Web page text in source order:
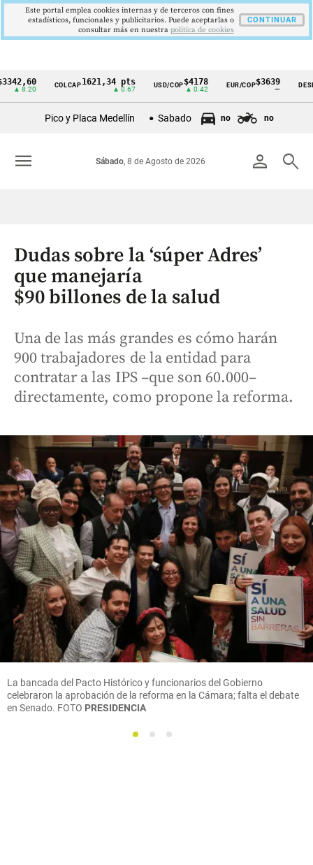
Cintillo
Colombia
COLCAP1621,34 pts USD/COP$4178
▲ 0.42
EUR/COP$3639
—
Pico y Placa Medellín Sabado no no
person search
Sábado, 8 de Agosto de 2026
menu
Dudas sobre la ‘súper Adres’
que manejaría
$90 billones de la salud
Una de las más grandes es cómo harán
900 trabajadores de la entidad para
contratar a las IPS –que son 60.000–
directamente, como propone la reforma.
La bancada del Pacto Histórico y funcionarios del Gobierno
celebraron la aprobación de la reforma en la Cámara; falta el debate
en Senado. FOTO PRESIDENCIA
1 2 3
Este portal emplea cookies internas y de terceros con fines
estadísticos, funcionales y publicitarios. Puede aceptarlas o
consultar más en nuestra politica de cookies
CONTINUAR